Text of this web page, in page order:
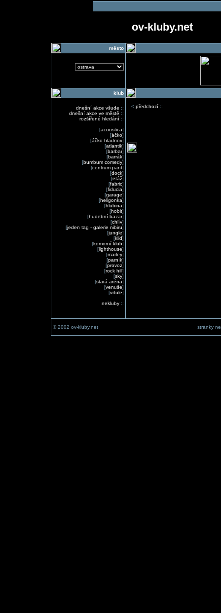
ov-kluby.net
město
klub
dnešní akce všude ::
dnešní akce ve městě ::
rozšířené hledání::
[acoustica]
[áčko]
[áčko hladnov]
[atlantik]
[barbar]
[barrák]
[bumbum comedy]
[centrum pant]
[dock]
[etáž]
[fabric]
[fiducia]
[garage]
[heligonka]
[hlubina]
[hobit]
[hudební bazar]
[chlív]
[jeden tag - galerie nibiru]
[jungle]
[klid]
[komorní klub]
[lighthouse]
[marley]
[parník]
[provoz]
[rock hill]
[sky]
[stará aréna]
[venuše]
[vrtule]
nekluby::
< předchozí::
© 2002 ov-kluby.net stránky